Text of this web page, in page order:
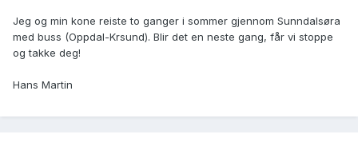
Jeg og min kone reiste to ganger i sommer gjennom Sunndalsøra
med buss (Oppdal-Krsund). Blir det en neste gang, får vi stoppe
og takke deg!
Hans Martin